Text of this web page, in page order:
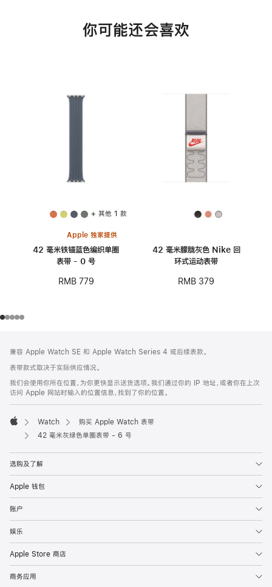
你可能还会喜欢
+ 其他 1 款
Apple 独家提供
42 毫米铁锚蓝色编织单圈
表带 - 0 号
RMB 779
42 毫米朦胧灰色 Nike 回
环式运动表带
RMB 379
页
页
脚
注
兼容 Apple Watch SE 和 Apple Watch Series 4 或后续表款。
表带款式取决于实际供应情况。
我们会使用你所在位置，为你更快显示送货选项。我们通过你的 IP 地址，或者你在上次
访问 Apple 网站时输入的位置信息，找到了你的位置。
Apple
Watch
购买 Apple Watch 表带
42 毫米灰绿色单圈表带 - 6 号
选购及了解
Apple 钱包
账户
娱乐
Apple Store 商店
商务应用